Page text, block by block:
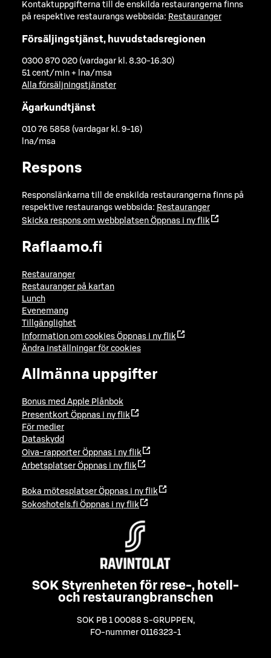
Kontaktuppgifterna till de enskilda restaurangerna finns
på respektive restaurangs webbsida: Restauranger
Försäljingstjänst, huvudstadsregionen
0300 870 020 (vardagar kl. 8.30-16.30)
51 cent/min + lna/msa
Alla försäljningstjänster
Ägarkundtjänst
010 76 5858 (vardagar kl. 9-16)
lna/msa
Respons
Responslänkarna till de enskilda restaurangerna finns på
respektive restaurangs webbsida: Restauranger
Skicka respons om webbplatsen Öppnas i ny flik
Raflaamo.fi
Restauranger
Restauranger på kartan
Lunch
Evenemang
Tillgänglighet
Information om cookies Öppnas i ny flik
Ändra inställningar för cookies
Allmänna uppgifter
Bonus med Apple Plånbok
Presentkort Öppnas i ny flik
För medier
Dataskydd
Oiva-rapporter Öppnas i ny flik
Arbetsplatser Öppnas i ny flik
Boka mötesplatser Öppnas i ny flik
Sokoshotels.fi Öppnas i ny flik
SOK Styrenheten för rese-, hotell-
och restaurangbranschen
SOK PB 1 00088 S-GRUPPEN ,
FO-nummer 0116323-1